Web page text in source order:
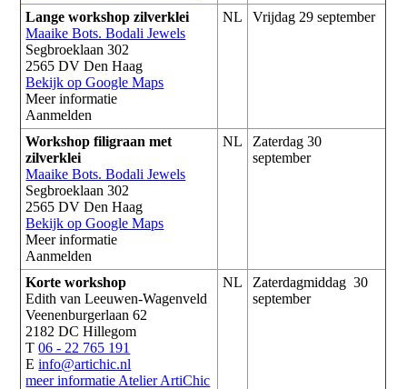
Lange workshop zilverklei
Maaike Bots. Bodali Jewels
Segbroeklaan 302
2565 DV Den Haag
Bekijk op Google Maps
Meer informatie
Aanmelden
NL Vrijdag 29 september
Workshop filigraan met
zilverklei
Maaike Bots. Bodali Jewels
Segbroeklaan 302
2565 DV Den Haag
Bekijk op Google Maps
Meer informatie
Aanmelden
NL
Zaterdag 30
september
Korte workshop
Edith van Leeuwen-Wagenveld
Veenenburgerlaan 62
2182 DC Hillegom
T06 - 22 765 191
Einfo@artichic.nl
meer informatie Atelier ArtiChic
NL
Zaterdagmiddag 30
september